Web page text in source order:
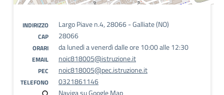
INDIRIZZO Largo Piave n.4, 28066 - Galliate (NO)
CAP 28066
ORARI da lunedì a venerdì dalle ore 10:00 alle 12:30
EMAIL noic818005@istruzione.it
PEC noic818005@pec.istruzione.it
TELEFONO
0321861146
Naviga su Google Map